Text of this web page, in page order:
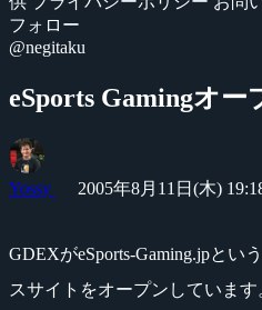
フォロー
@negitaku
eSports Gamingオー
Yossy 2005年8月11日(木)
GDEXがeSports-Gaming.jpとい
スサイトをオープンしています